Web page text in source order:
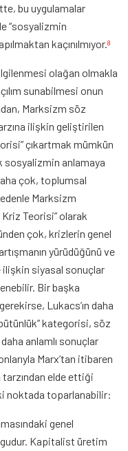
bu uygulamalar
“sosyalizmin
kaçınılmıyor. 8
olağan olmakla
sunabilmesi onun
Marksizm söz
ilişkin geliştirilen
çıkartmak mümkün
sosyalizmin anlamaya
çok, toplumsal
Marksizm
Kriz Teorisi” olarak
çok, krizlerin genel
yürüdüğünü ve
siyasal sonuçlar
Bir başka
Lukacs’ın daha
kategorisi, söz
anlamlı sonuçlar
Marx’tan itibaren
elde ettiği
iki noktada toparlanabilir:
genel
Kapitalist üretim